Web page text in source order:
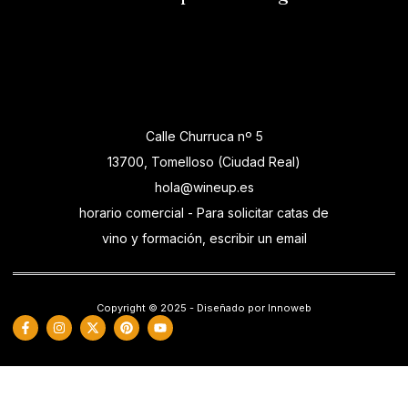
Calle Churruca nº 5
13700, Tomelloso (Ciudad Real)
hola@wineup.es
horario comercial - Para solicitar catas de
vino y formación, escribir un email
Copyright © 2025 - Diseñado por Innoweb